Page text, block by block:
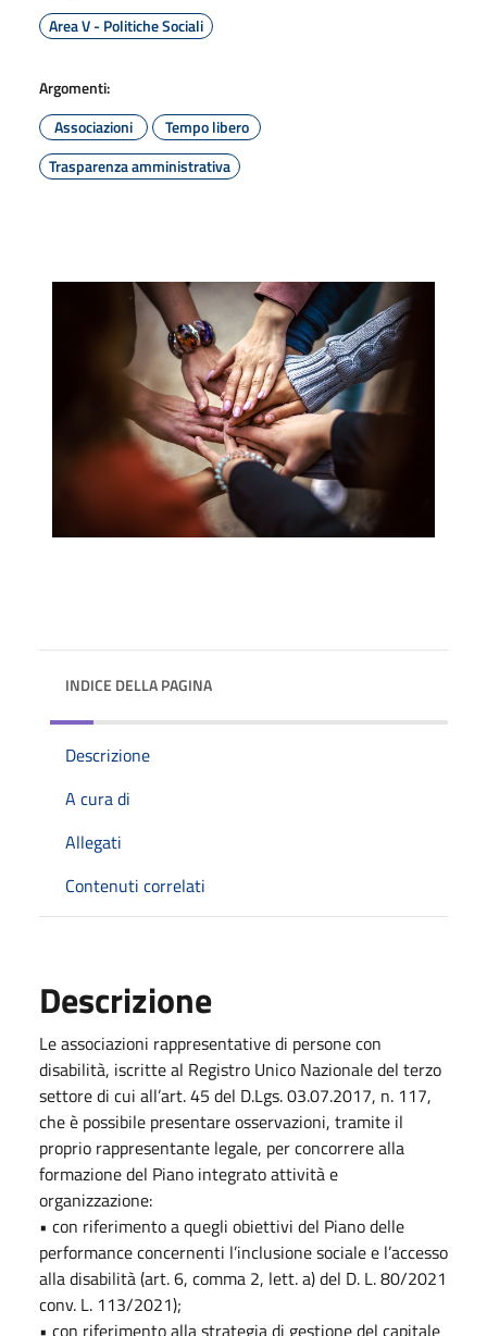
Area V - Politiche Sociali
Argomenti:
Associazioni
Tempo libero
Trasparenza amministrativa
INDICE DELLA PAGINA
Descrizione
A cura di
Allegati
Contenuti correlati
Descrizione
Le associazioni rappresentative di persone con
disabilità, iscritte al Registro Unico Nazionale del terzo
settore di cui all’art. 45 del D.Lgs. 03.07.2017, n. 117,
che è possibile presentare osservazioni, tramite il
proprio rappresentante legale, per concorrere alla
formazione del Piano integrato attività e
organizzazione:
• con riferimento a quegli obiettivi del Piano delle
performance concernenti l’inclusione sociale e l’accesso
alla disabilità (art. 6, comma 2, lett. a) del D. L. 80/2021
conv. L. 113/2021);
• con riferimento alla strategia di gestione del capitale